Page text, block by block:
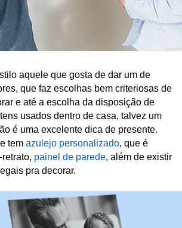
aquele que gosta de dar um de
que faz escolhas bem criteriosas de
e até a escolha da disposição de
usados dentro de casa, talvez um
é uma excelente dica de presente.
tem azulejo personalizado, que é
painel de parede, além de existir
pra decorar.